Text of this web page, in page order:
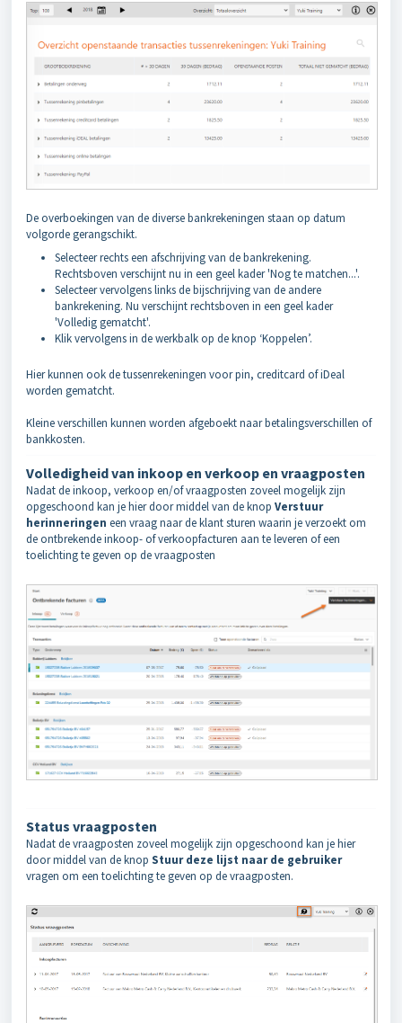
De overboekingen van de diverse bankrekeningen staan op datum
volgorde gerangschikt.
Selecteer rechts een afschrijving van de bankrekening.
Rechtsboven verschijnt nu in een geel kader 'Nog te matchen...'.
Selecteer vervolgens links de bijschrijving van de andere
bankrekening. Nu verschijnt rechtsboven in een geel kader
'Volledig gematcht'.
Klik vervolgens in de werkbalk op de knop ‘Koppelen’.
Hier kunnen ook de tussenrekeningen voor pin, creditcard of iDeal
worden gematcht.
Kleine verschillen kunnen worden afgeboekt naar betalingsverschillen of
bankkosten.
Volledigheid van inkoop en verkoop en vraagposten
Nadat de inkoop, verkoop en/of vraagposten zoveel mogelijk zijn
opgeschoond kan je hier door middel van de knop Verstuur
herinneringen een vraag naar de klant sturen waarin je verzoekt om
de ontbrekende inkoop- of verkoopfacturen aan te leveren of een
toelichting te geven op de vraagposten
Status vraagposten
Nadat de vraagposten zoveel mogelijk zijn opgeschoond kan je hier
door middel van de knop Stuur deze lijst naar de gebruiker
vragen om een toelichting te geven op de vraagposten.